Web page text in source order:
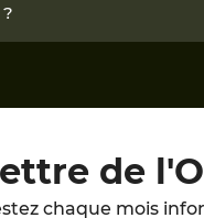
de
chaque mois